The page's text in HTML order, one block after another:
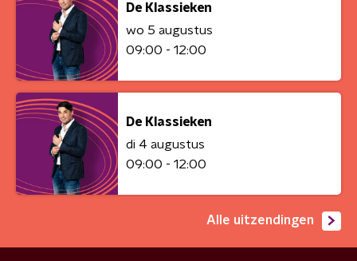
De Klassieken
wo 5 augustus
09:00 - 12:00
De Klassieken
di 4 augustus
09:00 - 12:00
Alle uitzendingen